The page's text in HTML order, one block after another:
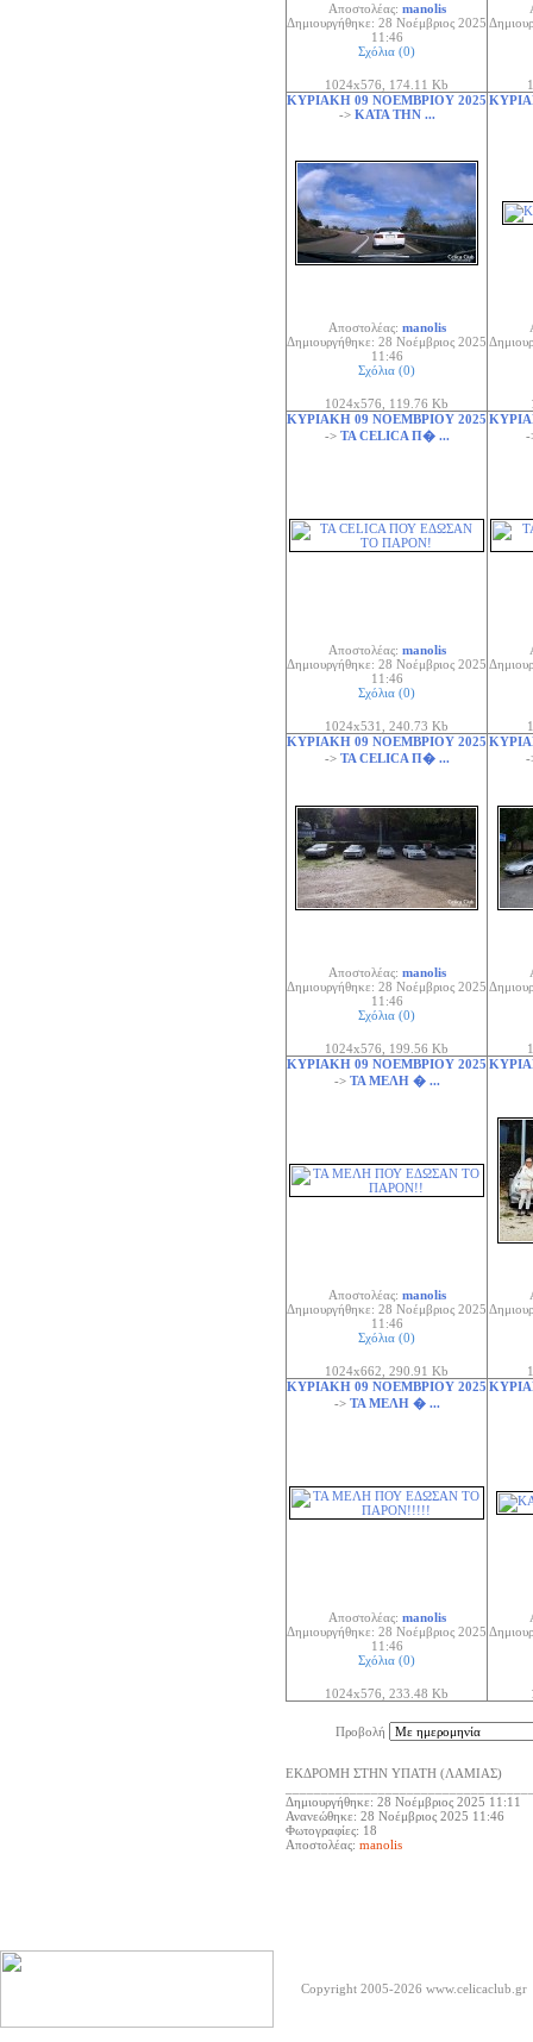
Αποστολέας: manolis
Δημιουργήθηκε: 28 Νοέμβριος 2025
11:46
Σχόλια (0)
1024x576, 174.11 Kb
ΚΥΡΙΑΚΗ 09 ΝΟΕΜΒΡΙΟΥ 2025
-> ΚΑΤΑ ΤΗΝ ...
Αποστολέας: manolis
Δημιουργήθηκε: 28 Νοέμβριος 2025
11:46
Σχόλια (0)
1024x576, 119.76 Kb
ΚΥΡΙΑΚΗ 09 ΝΟΕΜΒΡΙΟΥ 2025
-> ΤΑ CELICA Π� ...
Αποστολέας: manolis
Δημιουργήθηκε: 28 Νοέμβριος 2025
11:46
Σχόλια (0)
1024x531, 240.73 Kb
ΚΥΡΙΑΚΗ 09 ΝΟΕΜΒΡΙΟΥ 2025
-> ΤΑ CELICA Π� ...
Αποστολέας: manolis
Δημιουργήθηκε: 28 Νοέμβριος 2025
11:46
Σχόλια (0)
1024x576, 199.56 Kb
ΚΥΡΙΑΚΗ 09 ΝΟΕΜΒΡΙΟΥ 2025
-> ΤΑ ΜΕΛΗ � ...
Αποστολέας: manolis
Δημιουργήθηκε: 28 Νοέμβριος 2025
11:46
Σχόλια (0)
1024x662, 290.91 Kb
ΚΥΡΙΑΚΗ 09 ΝΟΕΜΒΡΙΟΥ 2025
-> ΤΑ ΜΕΛΗ � ...
Αποστολέας: manolis
Δημιουργήθηκε: 28 Νοέμβριος 2025
11:46
Σχόλια (0)
1024x576, 233.48 Kb
Προβολή
ΕΚΔΡΟΜΗ ΣΤΗΝ ΥΠΑΤΗ (ΛΑΜΙΑΣ)
Δημιουργήθηκε: 28 Νοέμβριος 2025 11:11
Ανανεώθηκε: 28 Νοέμβριος 2025 11:46
Φωτογραφίες: 18
Αποστολέας: manolis
Copyright 2005-2026 www.celicaclub.gr